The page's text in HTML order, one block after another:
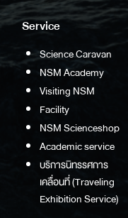
Service
Science Caravan
NSM Academy
Visiting NSM
Facility
NSM Scienceshop
Academic service
บริการนิทรรศการ
เคลื่อนที่ (Traveling
Exhibition Service)